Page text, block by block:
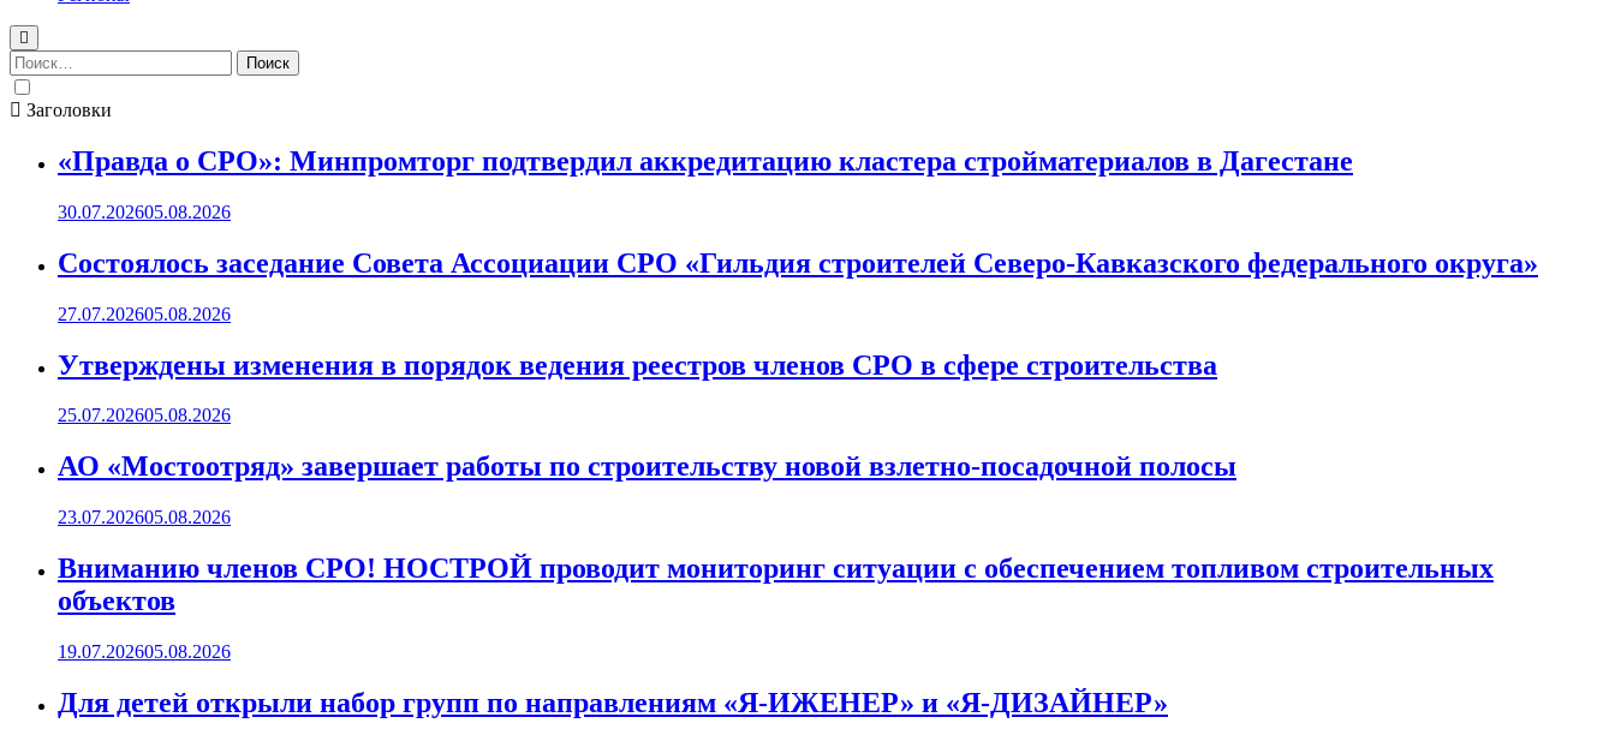
Найти:
Заголовки
«Правда о СРО»: Минпромторг подтвердил аккредитацию кластера стройматериалов в Дагестане
30.07.202605.08.2026
Состоялось заседание Совета Ассоциации СРО «Гильдия строителей Северо-Кавказского федерального округа»
27.07.202605.08.2026
Утверждены изменения в порядок ведения реестров членов СРО в сфере строительства
25.07.202605.08.2026
АО «Мостоотряд» завершает работы по строительству новой взлетно-посадочной полосы
23.07.202605.08.2026
Вниманию членов СРО! НОСТРОЙ проводит мониторинг ситуации с обеспечением топливом строительных
объектов
19.07.202605.08.2026
Для детей открыли набор групп по направлениям «Я-ИЖЕНЕР» и «Я-ДИЗАЙНЕР»